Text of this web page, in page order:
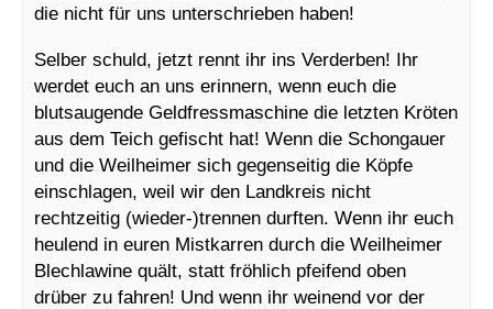
die nicht für uns unterschrieben haben!
Selber schuld, jetzt rennt ihr ins Verderben! Ihr
werdet euch an uns erinnern, wenn euch die
blutsaugende Geldfressmaschine die letzten Kröten
aus dem Teich gefischt hat! Wenn die Schongauer
und die Weilheimer sich gegenseitig die Köpfe
einschlagen, weil wir den Landkreis nicht
rechtzeitig (wieder-)trennen durften. Wenn ihr euch
heulend in euren Mistkarren durch die Weilheimer
Blechlawine quält, statt fröhlich pfeifend oben
drüber zu fahren! Und wenn ihr weinend vor der